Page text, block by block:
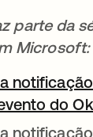
parte da
Microsoft:
do